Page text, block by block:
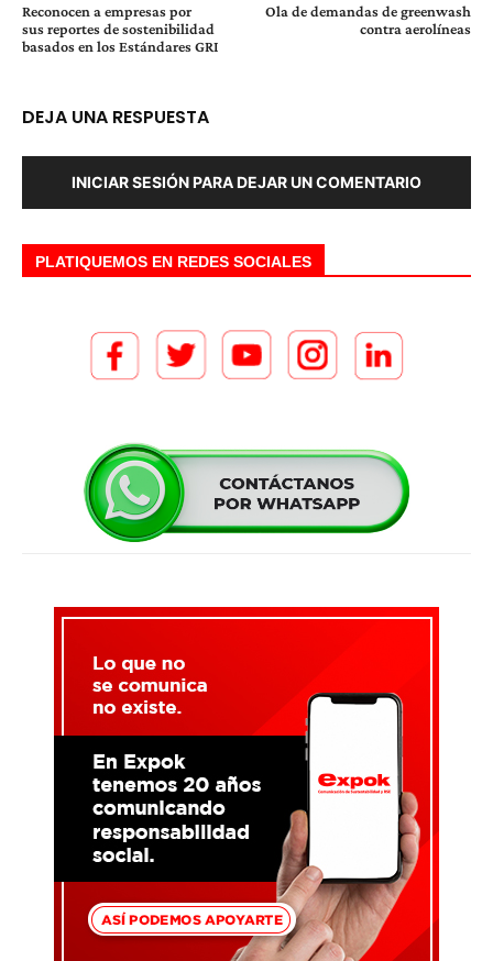
Reconocen a empresas por
sus reportes de sostenibilidad
basados en los Estándares GRI
Ola de demandas de greenwash
contra aerolíneas
DEJA UNA RESPUESTA
INICIAR SESIÓN PARA DEJAR UN COMENTARIO
PLATIQUEMOS EN REDES SOCIALES